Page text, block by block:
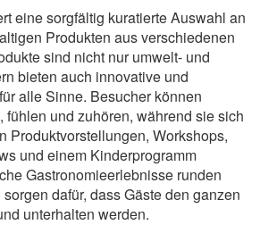
eine sorgfältig kuratierte Auswahl an
Produkten aus verschiedenen
sind nicht nur umwelt- und
bieten auch innovative und
alle Sinne. Besucher können
fühlen und zuhören, während sie sich
Produktvorstellungen, Workshops,
und einem Kinderprogramm
Gastronomieerlebnisse runden
dafür, dass Gäste den ganzen
unterhalten werden.